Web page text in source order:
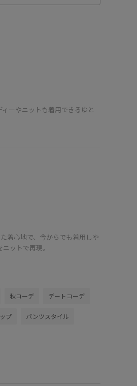
ーやニットも着用できるゆと
着心地で、今からでも着用しや
ットで再現。
秋コーデ デートコーデ
プ パンツスタイル